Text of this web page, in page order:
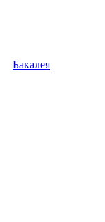
Бакалея